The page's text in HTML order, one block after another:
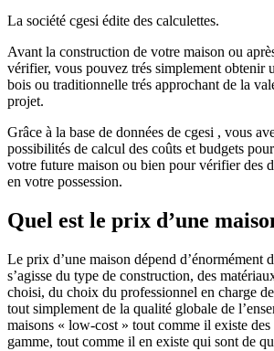
La société cgesi édite des calculettes.
Avant la construction de votre maison ou
vérifier, vous pouvez trés simplement obtenir
bois ou traditionnelle trés approchant de la
projet.
Grâce à la base de données de cgesi , vous
possibilités de calcul des coûts et budgets
votre future maison ou bien pour vérifier des
en votre possession.
Quel est le prix d’une
Le prix d’une maison dépend d’énormément
s’agisse du type de construction, des
choisi, du choix du professionnel en charge
tout simplement de la qualité globale de
maisons « low-cost » tout comme il existe des
gamme, tout comme il en existe qui sont de